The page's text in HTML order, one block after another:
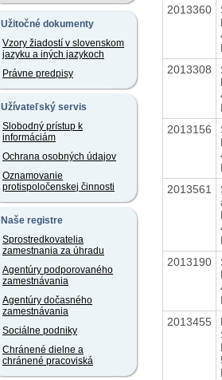
Užitočné dokumenty
Vzory žiadostí v slovenskom
jazyku a iných jazykoch
Právne predpisy
Užívateľský servis
Slobodný prístup k
informáciám
Ochrana osobných údajov
Oznamovanie
protispoločenskej činnosti
Naše registre
Sprostredkovatelia
zamestnania za úhradu
Agentúry podporovaného
zamestnávania
Agentúry dočasného
zamestnávania
Sociálne podniky
Chránené dielne a
chránené pracoviská
2013360
2013308
2013156
2013561
2013190
2013455